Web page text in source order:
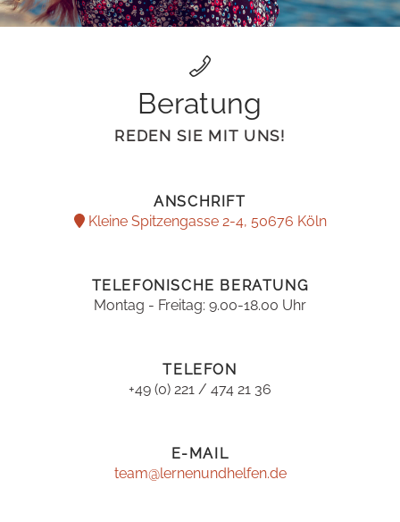
Beratung
REDEN SIE MIT UNS!
ANSCHRIFT
Kleine Spitzengasse 2-4, 50676 Köln
TELEFONISCHE BERATUNG
Montag - Freitag: 9.00-18.00 Uhr
TELEFON
+49 (0) 221 / 474 21 36
E-MAIL
team@lernenundhelfen.de